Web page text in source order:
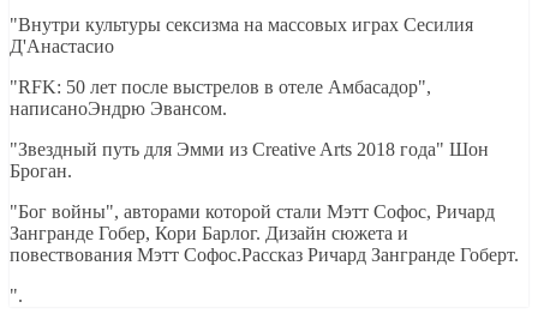
"Внутри культуры сексизма на массовых играх Сесилия
Д'Анастасио
"RFK: 50 лет после выстрелов в отеле Амбасадор",
написаноЭндрю Эвансом.
"Звездный путь для Эмми из Creative Arts 2018 года" Шон
Броган.
"Бог войны", авторами которой стали Мэтт Софос, Ричард
Зангранде Гобер, Кори Барлог. Дизайн сюжета и
повествования Мэтт Софос.Рассказ Ричард Зангранде Гоберт.
".